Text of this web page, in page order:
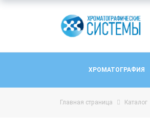
ХРОМАТОГРАФИЯ
Главная страница Каталог